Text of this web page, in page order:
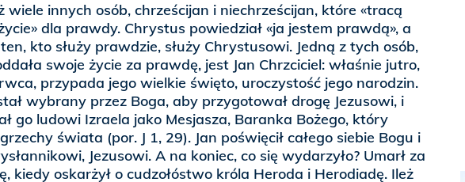
wiele innych osób, chrześcijan i niechrześcijan, które «tracą
dla prawdy. Chrystus powiedział «ja jestem prawdą», a
kto służy prawdzie, służy Chrystusowi. Jedną z tych osób,
swoje życie za prawdę, jest Jan Chrzciciel: właśnie jutro,
przypada jego wielkie święto, uroczystość jego narodzin.
wybrany przez Boga, aby przygotował drogę Jezusowi, i
go ludowi Izraela jako Mesjasza, Baranka Bożego, który
świata (por. J 1, 29). Jan poświęcił całego siebie Bogu i
Jezusowi. A na koniec, co się wydarzyło? Umarł za
kiedy oskarżył o cudzołóstwo króla Heroda i Herodiadę. Ileż